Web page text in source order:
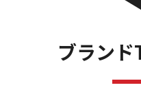
ブラン